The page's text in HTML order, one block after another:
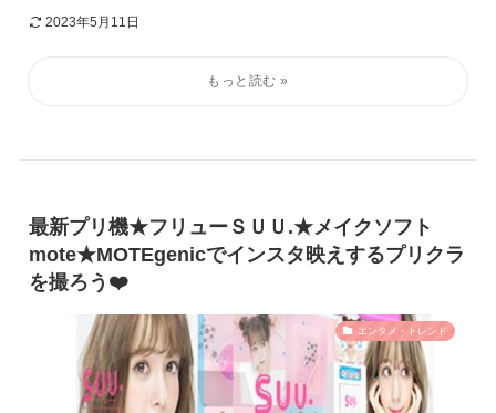
2023年5月11日
最新プリ機★フリューＳＵＵ.★メイクソフト
mote★MOTEgenicでインスタ映えするプリクラ
を撮ろう❤️
エンタメ・トレンド